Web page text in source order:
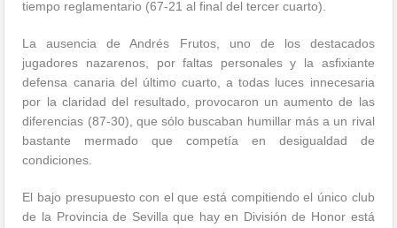
tiempo reglamentario (67-21 al final del tercer cuarto).
La ausencia de Andrés Frutos, uno de los destacados
jugadores nazarenos, por faltas personales y la asfixiante
defensa canaria del último cuarto, a todas luces innecesaria
por la claridad del resultado, provocaron un aumento de las
diferencias (87-30), que sólo buscaban humillar más a un rival
bastante mermado que competía en desigualdad de
condiciones.
El bajo presupuesto con el que está compitiendo el único club
de la Provincia de Sevilla que hay en División de Honor está